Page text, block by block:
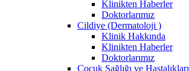
Klinikten Haberler
Doktorlarımız
Cildiye (Dermatoloji )
Klinik Hakkında
Klinikten Haberler
Doktorlarımız
Çocuk Sağlığı ve Hastalıkları